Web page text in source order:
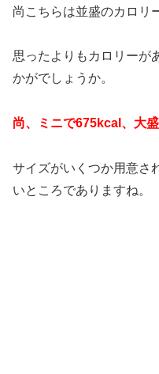
尚こちらは並盛のカロリ
思ったよりもカロリーが
かがでしょうか。
尚、ミニで675kcal、大
サイズがいくつか用意さ
いところでありますね。